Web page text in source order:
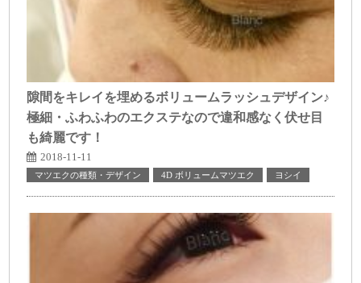
隙間をキレイを埋めるボリュームラッシュデザイン♪
極細・ふわふわのエクステなので違和感なく伏せ目
も綺麗です！
2018-11-11
マツエクの種類・デザイン 4D ボリュームマツエク ヨシイ